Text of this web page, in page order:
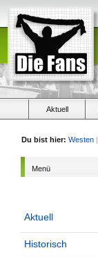
Aktuell
Du bist hier: Westen |
Menü
Aktuell
Historisch